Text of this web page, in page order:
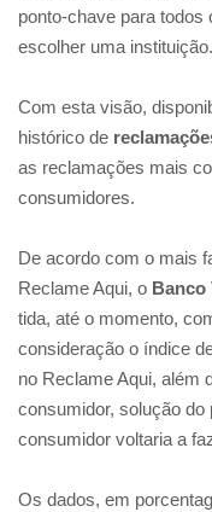
ponto-chave para
escolher uma instituição.
Com esta visão,
histórico de
as reclamações mais
consumidores.
De acordo com o mais
Reclame Aqui, o Banco
tida, até o momento,
consideração o índice
no Reclame Aqui, além
consumidor, solução
consumidor voltaria a
Os dados, em